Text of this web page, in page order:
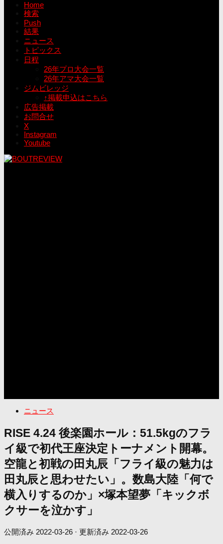
Home
検索
Push
結果
ニュース
トピックス
日程
26年プロ大会一覧
26年アマ大会一覧
ジムビレッジ
↑掲載申込はこちら
広告掲載
お問合せ
X
Instagram
Youtube
ニュース
RISE 4.24 後楽園ホール：51.5kgのフラ
イ級で初代王座決定トーナメント開幕。
空龍と初戦の田丸辰「フライ級の魅力は
田丸辰と思わせたい」。数島大陸「何で
横入りするのか」×塚本望夢「キックボ
クサーを泣かす」
公開済み 2022-03-26 · 更新済み 2022-03-26